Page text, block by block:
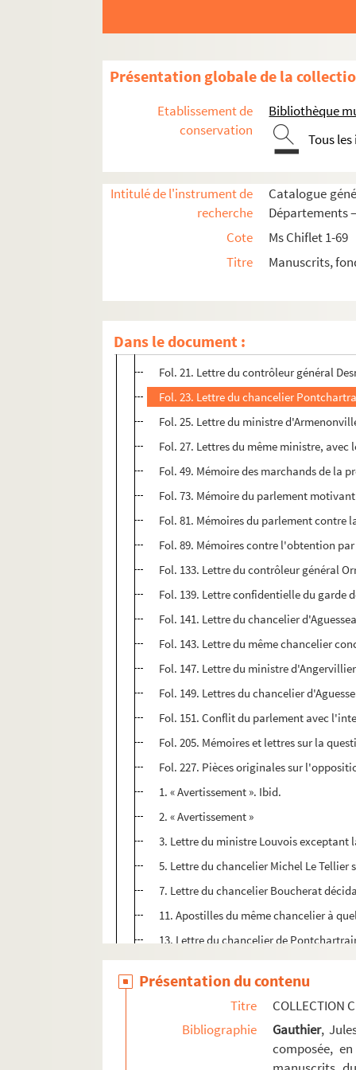
Présentation globale de la
Etablissement de
conservation
Bibliothèque
Tous
Intitulé de l'instrument de
recherche
Catalogue
Départements
Cote
Ms Chiflet 1-69
Titre
Manuscrits,
Dans le document :
Ms Chiflet 57. Sommaire des
Ms Chiflet 59. Luttes intestines du
Fol. 1. « Avertissement »
Fol. 2. « Avertissement »
Fol. 3. Lettre du ministre Louvois
Fol. 5. Lettre du chancelier Michel Le
Fol. 11. Apostilles du même
Fol. 13. Lettre du chancelier de
Fol. 15. Lettre du ministre
Fol. 17. Deux lettres du ministre
Fol. 21. Lettre du contrôleur général
Fol. 23. Lettre du chancelier
Fol. 25. Lettre du ministre
Fol. 27. Lettres du même ministre,
Fol. 49. Mémoire des marchands de la
Fol. 73. Mémoire du parlement
Fol. 81. Mémoires du parlement
Fol. 89. Mémoires contre l'obtention
Fol. 133. Lettre du contrôleur général
Fol. 139. Lettre confidentielle du garde
Fol. 141. Lettre du chancelier
Fol. 143. Lettre du même chancelier
Fol. 147. Lettre du ministre
Fol. 149. Lettres du chancelier
Fol. 151. Conflit du parlement avec
Fol. 205. Mémoires et lettres sur la
Fol. 227. Pièces originales sur
1. « Avertissement ». Ibid.
2. « Avertissement »
3. Lettre du ministre Louvois
5. Lettre du chancelier Michel Le
7. Lettre du chancelier Boucherat
11. Apostilles du même chancelier à
13. Lettre du chancelier de
15. Lettre du ministre d'Armenonville
17. Deux lettres du ministre Chamillart
21. Lettre du contrôleur général
23. Lettre du chancelier
25. Lettre du ministre d'Armenonville
Présentation du contenu
Titre
COLLECTION
Bibliographie
Gauthier,
composée,